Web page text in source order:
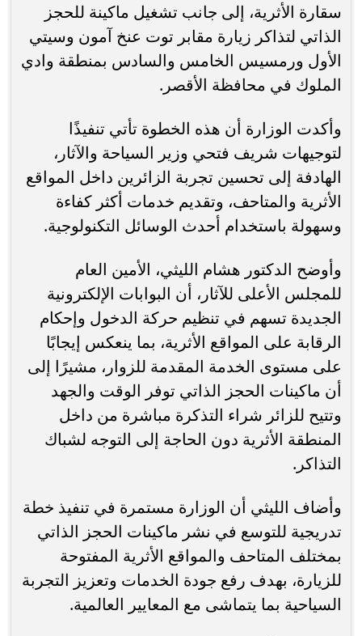
سقارة الأثرية، إلى جانب تشغيل ماكينة للحجز
الذاتي لتذاكر زيارة مقابر توت عنخ آمون وسيتي
الأول ورمسيس الخامس والسادس بمنطقة وادي
الملوك في محافظة الأقصر.
وأكدت الوزارة أن هذه الخطوة تأتي تنفيذًا
لتوجيهات شريف فتحي وزير السياحة والآثار،
الهادفة إلى تحسين تجربة الزائرين داخل المواقع
الأثرية والمتاحف، وتقديم خدمات أكثر كفاءة
وسهولة باستخدام أحدث الوسائل التكنولوجية.
وأوضح الدكتور هشام الليثي، الأمين العام
للمجلس الأعلى للآثار، أن البوابات الإلكترونية
الجديدة تسهم في تنظيم حركة الدخول وإحكام
الرقابة على المواقع الأثرية، بما ينعكس إيجابًا
على مستوى الخدمة المقدمة للزوار، مشيرًا إلى
أن ماكينات الحجز الذاتي توفر الوقت والجهد
وتتيح للزائر شراء التذكرة مباشرة من داخل
المنطقة الأثرية دون الحاجة إلى التوجه لشباك
التذاكر.
وأضاف الليثي أن الوزارة مستمرة في تنفيذ خطة
تدريجية للتوسع في نشر ماكينات الحجز الذاتي
بمختلف المتاحف والمواقع الأثرية المفتوحة
للزيارة، بهدف رفع جودة الخدمات وتعزيز التجربة
السياحية بما يتماشى مع المعايير العالمية.